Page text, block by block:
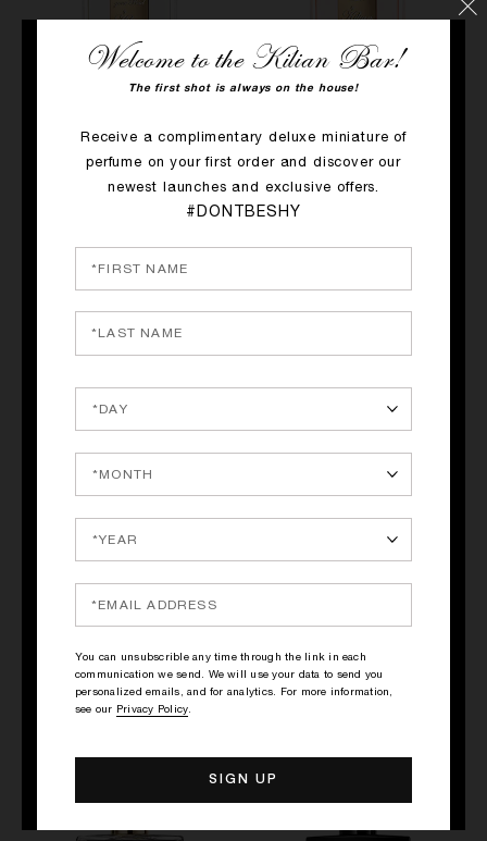
QUICK SHOP
GOOD GIRL GONE BAD BY
Orange Blossom, Osmanthus,
Tuberose
QUICK SHOP
LOVE, DON'T BE SHY
QUICK SHOP
Amyris, Sandalwood, Copahu
balm
265.00€
CRISTAL
Rum, Nutmeg, Patchouli
Welcome to the Kilian Bar!
The first shot is always on the house!
Receive a complimentary deluxe miniature of
perfume on your first order and discover our
newest launches and exclusive offers.
#DONTBESHY
You can unsubscrible any time through the link in each
communication we send. We will use your data to send you
personalized emails, and for analytics. For more information,
see our Privacy Policy.